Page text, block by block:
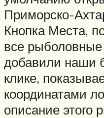
Приморско-
Кнопка Места,
все
добавили наши
клике,
координатами
описание этого